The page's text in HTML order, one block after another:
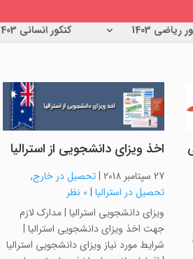
ریاضی 1403 کنکور انسانی 1403
اخذ ویزای دانشجویی از استرالیا
27 سپتامبر 2018 |تحصیل در خارج,
تحصیل در استرالیا | 0 نظر
ویزای دانشجویی استرالیا | مدارک لازم
جهت اخذ ویزای دانشجویی استرالیا |
شرایط مورد نیاز ویزای دانشجویی استرالیا